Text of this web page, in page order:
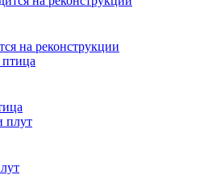
на реконструкции